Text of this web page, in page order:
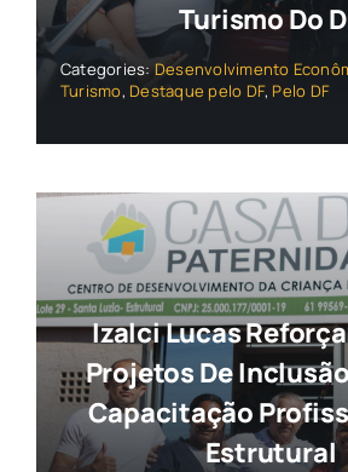
Turismo Do
Categories: Desenvolvimento
Turismo, Destaque pelo DF, Pelo DF
Izalci Lucas
Projetos De
Capacitação
Estrutural